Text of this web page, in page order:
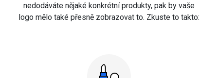
nedodáváte nějaké konkrétní produkty, pak by vaše
logo mělo také přesně zobrazovat to. Zkuste to takto: